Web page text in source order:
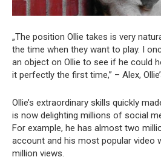
„The position Ollie takes is very
the time when they want to play. I
an object on Ollie to see if he could
it perfectly the first time,” – Alex,
Ollie’s extraordinary skills quickly
is now delighting millions of social
For example, he has almost two
account and his most popular video
million views.